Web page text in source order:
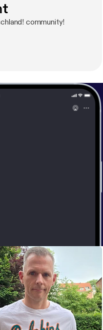
community!
euch natürlich